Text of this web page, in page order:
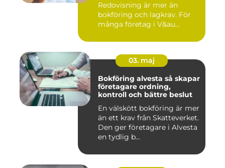
Redovisning är mer än
bokföring och lagkrav. För
många företag i V&au...
03. maj
Bokföring alvesta så skapar
företagare ordning,
kontroll och bättre beslut
En välskött bokföring är mer
än ett krav från Skatteverket.
Den ger företagare i Alvesta
en tydlig b...